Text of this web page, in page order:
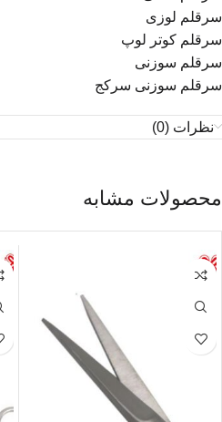
سرقلم لوزی
سرقلم کوتر لوپ
سرقلم سوزنی
سرقلم سوزنی سرکج
نظرات (0)
محصولات مشابه